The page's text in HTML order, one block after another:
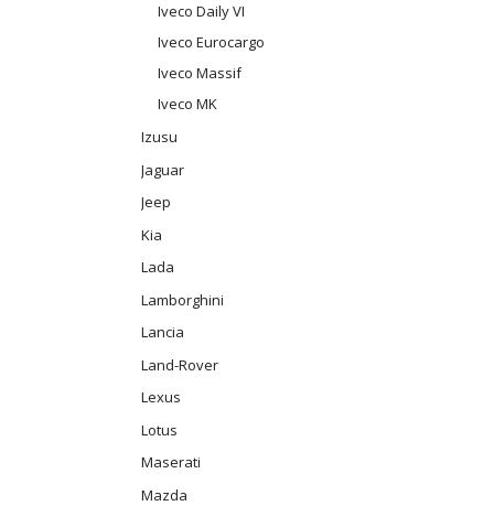
Iveco Daily VI
Iveco Eurocargo
Iveco Massif
Iveco MK
Izusu
Jaguar
Jeep
Kia
Lada
Lamborghini
Lancia
Land-Rover
Lexus
Lotus
Maserati
Mazda